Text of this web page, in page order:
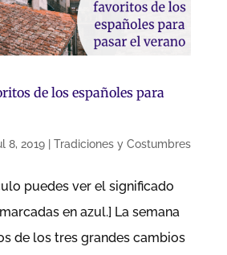
de los españoles para
8, 2019| Tradiciones y Costumbres
puedes ver el significado
en azul.] La semana
de los tres grandes cambios